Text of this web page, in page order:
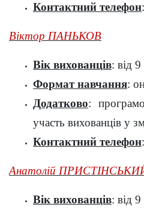
Контактний телефон
Віктор ПАНЬКОВ
Вік вихованців: від
Формат навчання:
Додатково:
участь вихованців у
Контактний телефон
Анатолій
Вік вихованців: від